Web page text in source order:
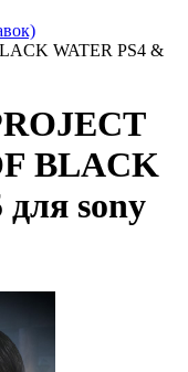
WATER PS4 &
BLACK
sony